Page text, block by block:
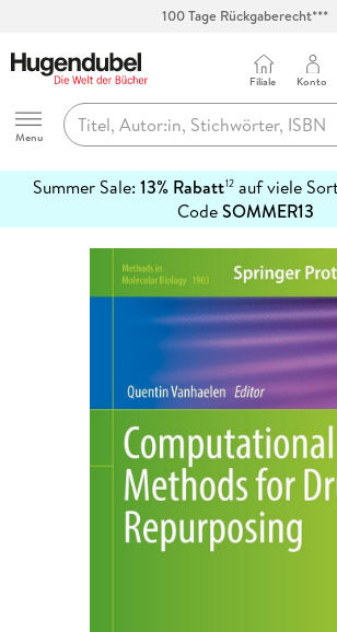
Hugendubel
Menu
Filiale Konto
Summer Sale: 13% Rabatt12auf viele
CodeSOMMER13
erfahren